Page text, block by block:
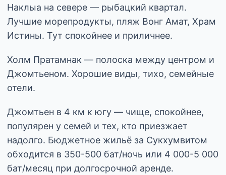
Наклыа на севере — рыбацкий квартал.
Лучшие морепродукты, пляж Вонг Амат, Храм
Истины. Тут спокойнее и приличнее.
Холм Пратамнак — полоска между центром и
Джомтьеном. Хорошие виды, тихо, семейные
отели.
Джомтьен в 4 км к югу — чище, спокойнее,
популярен у семей и тех, кто приезжает
надолго. Бюджетное жильё за Сукхумвитом
обходится в 350-500 бат/ночь или 4 000-5 000
бат/месяц при долгосрочной аренде.